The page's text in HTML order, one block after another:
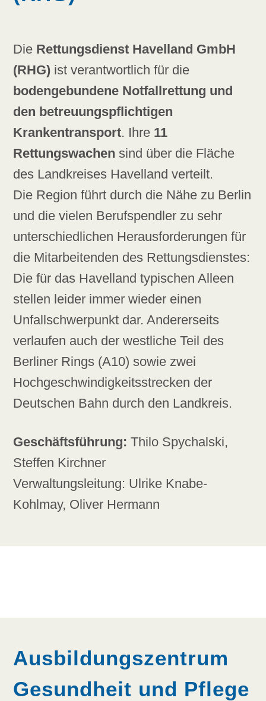
Die Rettungsdienst Havelland GmbH
(RHG) ist verantwortlich für die
bodengebundene Notfallrettung und
den betreuungspflichtigen
Krankentransport. Ihre 11
Rettungswachen sind über die Fläche
des Landkreises Havelland verteilt.
Die Region führt durch die Nähe zu Berlin
und die vielen Berufspendler zu sehr
unterschiedlichen Herausforderungen für
die Mitarbeitenden des Rettungsdienstes:
Die für das Havelland typischen Alleen
stellen leider immer wieder einen
Unfallschwerpunkt dar. Andererseits
verlaufen auch der westliche Teil des
Berliner Rings (A10) sowie zwei
Hochgeschwindigkeitsstrecken der
Deutschen Bahn durch den Landkreis.
Geschäftsführung: Thilo Spychalski,
Steffen Kirchner
Verwaltungsleitung: Ulrike Knabe-
Kohlmay, Oliver Hermann
Ausbildungszentrum
Gesundheit und Pflege